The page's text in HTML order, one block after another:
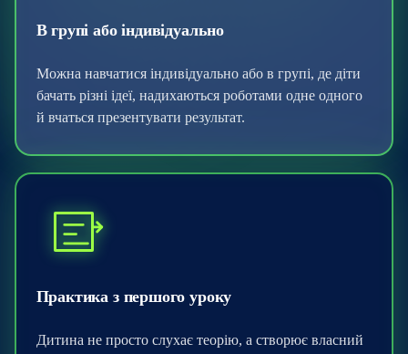
В групі або індивідуально
Можна навчатися індивідуально або в групі, де діти
бачать різні ідеї, надихаються роботами одне одного
й вчаться презентувати результат.
Практика з першого уроку
Дитина не просто слухає теорію, а створює власний